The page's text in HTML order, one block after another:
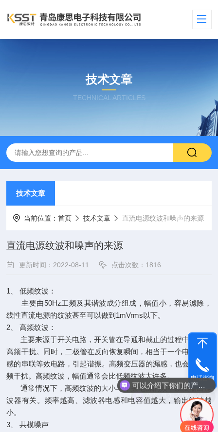
技术文章
TECHNICAL ARTICLES
技术文章
当前位置：首页 技术文章 直流电源纹波和噪声的来源
直流电源纹波和噪声的来源
更新时间：2022-08-11 点击次数：1816
1、 低频纹波：
主要由50Hz工频及其谐波成分组成，幅值小，容易滤除，
线性直流电源的纹波甚至可以做到1mVrms以下。
2、 高频纹波：
主要来源于开关电路，开关管在导通和截止的过程中会产生
高频干扰。同时，二极管在反向恢复瞬间，相当于一个电阻和电
感的串联等效电路，引起谐振。高频变压器的漏感，也会产生高
频干扰。高频纹波，幅值通常会比低频纹波大许多。
通常情况下，高频纹波的大小与开关电源的频率以及输出滤
波器有关。频率越高、滤波器电感和电容值越大，输出纹波越
小。
3、 共模噪声
电话咨询
可以介绍下你们的产品么
你们是怎么收费的呢